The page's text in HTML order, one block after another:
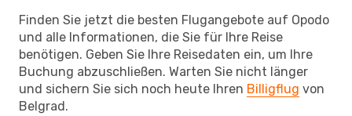
Finden Sie jetzt die besten Flugangebote auf Opodo
und alle Informationen, die Sie für Ihre Reise
benötigen. Geben Sie Ihre Reisedaten ein, um Ihre
Buchung abzuschließen. Warten Sie nicht länger
und sichern Sie sich noch heute Ihren Billigflug von
Belgrad.